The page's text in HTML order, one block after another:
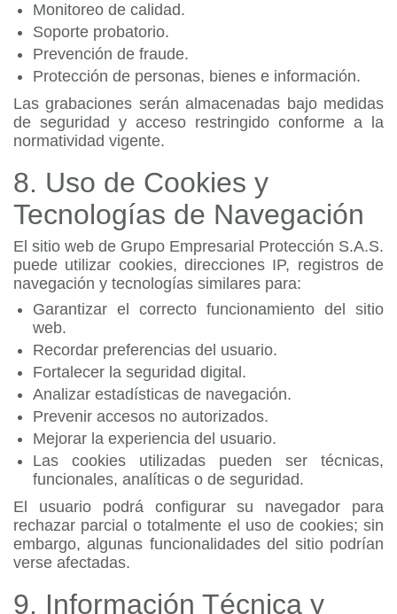
Monitoreo de calidad.
Soporte probatorio.
Prevención de fraude.
Protección de personas, bienes e información.
Las grabaciones serán almacenadas bajo medidas
de seguridad y acceso restringido conforme a la
normatividad vigente.
8. Uso de Cookies y
Tecnologías de Navegación
El sitio web de Grupo Empresarial Protección S.A.S.
puede utilizar cookies, direcciones IP, registros de
navegación y tecnologías similares para:
Garantizar el correcto funcionamiento del sitio
web.
Recordar preferencias del usuario.
Fortalecer la seguridad digital.
Analizar estadísticas de navegación.
Prevenir accesos no autorizados.
Mejorar la experiencia del usuario.
Las cookies utilizadas pueden ser técnicas,
funcionales, analíticas o de seguridad.
El usuario podrá configurar su navegador para
rechazar parcial o totalmente el uso de cookies; sin
embargo, algunas funcionalidades del sitio podrían
verse afectadas.
9. Información Técnica y